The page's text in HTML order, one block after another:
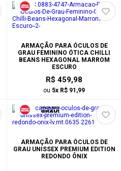
ARMAÇÃO PARA ÓCULOS DE
GRAU FEMININO ÓTICA CHILLI
BEANS HEXAGONAL MARROM
ESCURO
R$ 459,98
ou 5x R$ 91,99
ARMAÇÃO PARA ÓCULOS DE
GRAU UNISSEX PREMIUM EDITION
REDONDO ÔNIX